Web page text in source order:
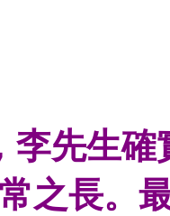
李先生
之長。